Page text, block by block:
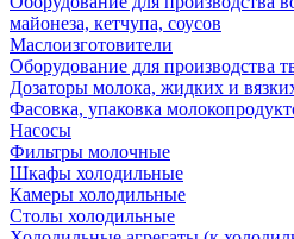
майонеза, кетчупа, соусов
Маслоизготовители
Оборудование для производства
Дозаторы молока, жидких и
Фасовка, упаковка
Насосы
Фильтры молочные
Шкафы холодильные
Камеры холодильные
Столы холодильные